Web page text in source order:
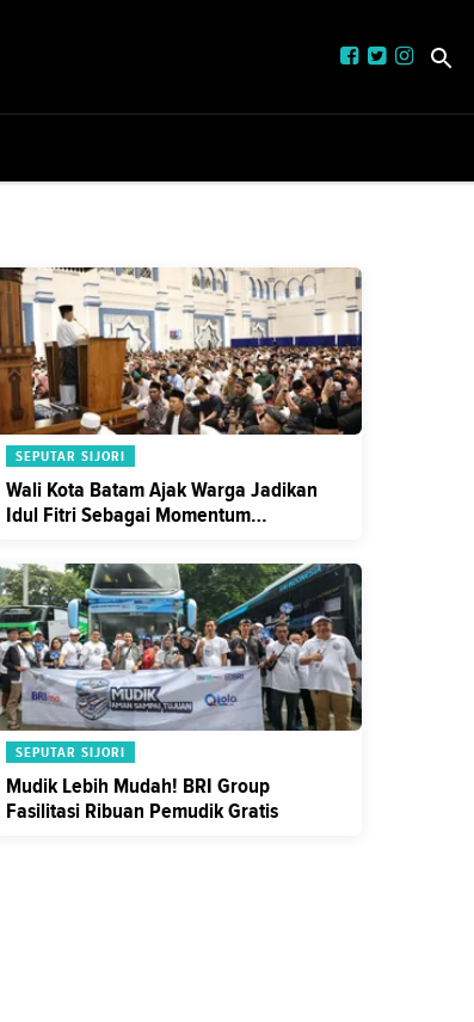
SEPUTAR SIJORI
Wali Kota Batam Ajak Warga Jadikan
Idul Fitri Sebagai Momentum
SEPUTAR SIJORI
Mudik Lebih Mudah! BRI Group
Fasilitasi Ribuan Pemudik Gratis